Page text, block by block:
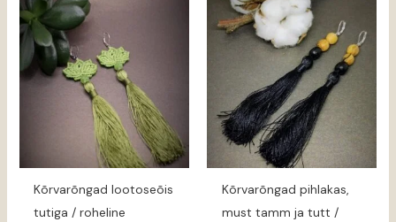
Kõrvarõngad lootoseõis
tutiga / roheline
Kõrvarõngad pihlakas,
must tamm ja tutt /